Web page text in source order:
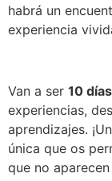
habrá un
experiencia
Van a ser 10 días
experiencias,
aprendizajes.
única que os
que no